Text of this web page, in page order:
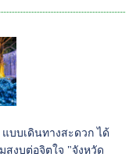
แบบเดินทางสะดวก ได้
สงบต่อจิตใจ "จังหวัด